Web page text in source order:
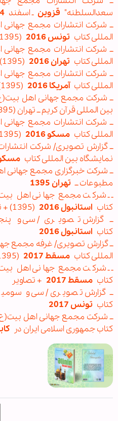
سعدالسلطنه" قزوینـ اسفند
ــ شرکت انتشارات مجمع
المللی کتاب تونس 2016
(1395) + تصاویر
ــ شرکت انتشارات مجمع
المللی کتاب تهران 2016
(1395) با سه غرفه
ــ شرکت انتشارات مجمع
المللی کتابآمریکا 2016
(1395) + تصاویر
ــ شرکت مجمع جهانی اهل
بین المللی قرآن کریم ــ تهران (1395) + تصاویر
ــ شرکت انتشارات مجمع
المللی کتاب مسکو 2016
(1395) + تصاویر
ــ گزارش تصویری/ شرکت
نمایشگاه بین المللی کتاب مسکو
ــ شرکت خبرگزاری مجمع جهانی
مطبوعات ــ تهران 1395
ــ شرکت مجمع جهانی اهل
کتاب استانبول 2016
(1395) + تصاویر
ــ گزارش تصویری/ سی و
کتاب استانبول 2016
ــ گزارش تصویری/ غرفه مجمع
المللی کتاب مسقط 2017
(1395)
ــ شرکت مجمع جهانی اهل
کتاب مسقط 2017
+ تصاویر
ــ گزارش تصویری/ سی و
کتاب تونس 2017
ــ شرکت مجمع جهانی اهل
کتاب جمهوری اسلامی ایران در